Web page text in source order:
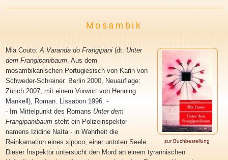
Mosambik
zur Buchbestellung
Mia Couto:A Varanda do Frangipani(dt: Unter
dem Frangipanibaum. Aus dem
mosambikanischen Portugiesisch von Karin von
Schweder-Schreiner. Berlin 2000, Neuauflage:
Zürich 2007, mit einem Vorwort von Henning
Mankell), Roman. Lissabon 1996. -
- Im Mittelpunkt des Romans Unter dem
Frangipanibaumsteht ein Polizeinspektor
namens Izidine Naíta - in Wahrheit die
Reinkarnation eines xipoco, einer untoten Seele.
Dieser Inspektor untersucht den Mord an einem tyrannischen